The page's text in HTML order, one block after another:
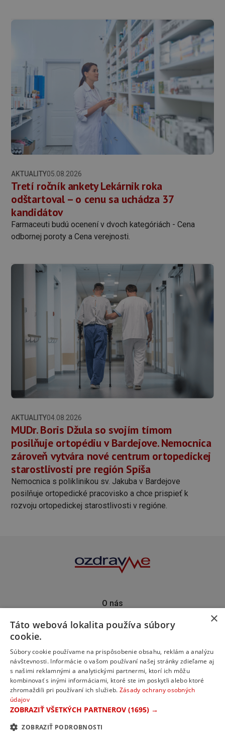
AKTUALITY05.08.2026
Tretí ročník ankety Lekárnik roka
odštartoval – o cenu sa uchádza 37
kandidátov
Farmaceuti budú ocenení v dvoch kategóriách - Cena
odbornej poroty a Cena verejnosti.
AKTUALITY04.08.2026
MUDr. Boris Džula so svojím tímom
posilňuje ortopédiu v Bardejove. Nemocnica
zároveň vytvára nové centrum ortopedickej
starostlivosti pre región Spiša
Nemocnica s poliklinikou sv. Jakuba v Bardejove
posilňuje ortopedické pracovisko a chce prispieť k
rozvoju ortopedickej starostlivosti v regióne.
O nás
Predplatné
Podporte nás
© 2023 ozdravme s.r.o. Všetky práva vyhradené.
×
Táto webová lokalita používa súbory
cookie.
Súbory cookie používame na prispôsobenie obsahu, reklám a analýzu
návštevnosti. Informácie o vašom používaní našej stránky zdieľame aj
s našimi reklamnými a analytickými partnermi, ktorí ich môžu
kombinovať s inými informáciami, ktoré ste im poskytli alebo ktoré
zhromaždili pri používaní ich služieb. Zásady ochrany osobných
údajov
ZOBRAZIŤ VŠETKÝCH PARTNEROV (1695) →
ZOBRAZIŤ PODROBNOSTI